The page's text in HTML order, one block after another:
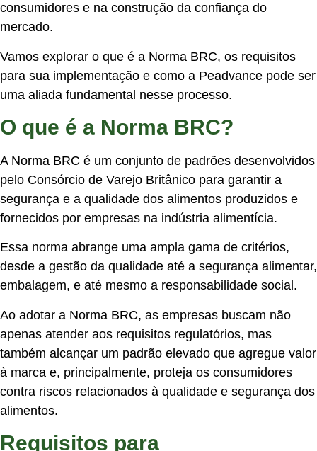
consumidores e na construção da confiança do
mercado.
Vamos explorar o que é a Norma BRC, os requisitos
para sua implementação e como a Peadvance pode ser
uma aliada fundamental nesse processo.
O que é a Norma BRC?
A Norma BRC é um conjunto de padrões desenvolvidos
pelo Consórcio de Varejo Britânico para garantir a
segurança e a qualidade dos alimentos produzidos e
fornecidos por empresas na indústria alimentícia.
Essa norma abrange uma ampla gama de critérios,
desde a gestão da qualidade até a segurança alimentar,
embalagem, e até mesmo a responsabilidade social.
Ao adotar a Norma BRC, as empresas buscam não
apenas atender aos requisitos regulatórios, mas
também alcançar um padrão elevado que agregue valor
à marca e, principalmente, proteja os consumidores
contra riscos relacionados à qualidade e segurança dos
alimentos.
Requisitos para